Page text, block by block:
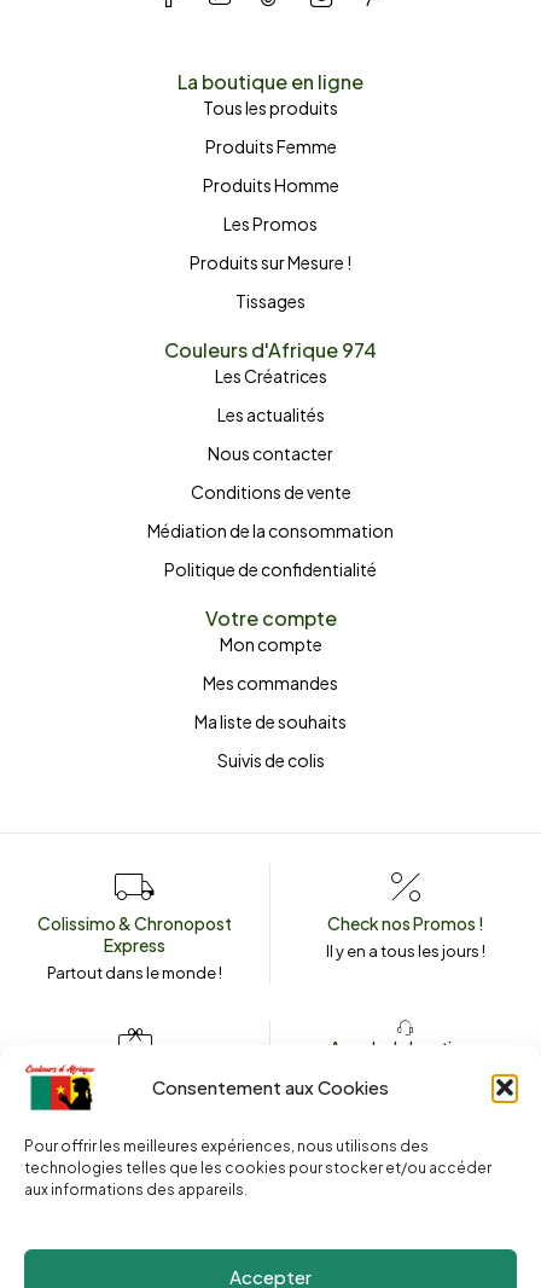
Consentement aux Cookies
Pour offrir les meilleures expériences, nous utilisons des
technologies telles que les cookies pour stocker et/ou accéder
aux informations des appareils.
Accepter
La boutique en ligne
Tous les produits
Produits Femme
Produits Homme
Les Promos
Produits sur Mesure !
Tissages
Couleurs d'Afrique 974
Les Créatrices
Les actualités
Nous contacter
Conditions de vente
Médiation de la consommation
Politique de confidentialité
Votre compte
Mon compte
Mes commandes
Ma liste de souhaits
Suivis de colis
Colissimo & Chronopost
Express
Partout dans le monde !
Check nos Promos !
Il y en a tous les jours !
Envoyez un message
couleursdafrique974.com
Appeler la boutique
Couleurs d’Afrique 974